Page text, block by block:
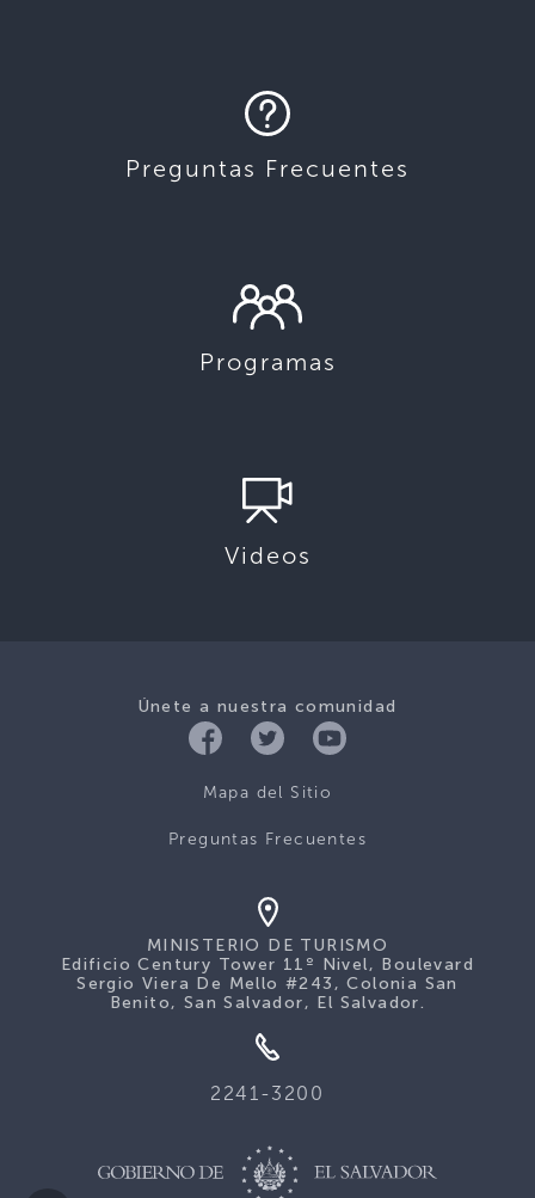
Preguntas Frecuentes
Programas
Videos
Únete a nuestra comunidad
Mapa del Sitio
Preguntas Frecuentes
MINISTERIO DE TURISMO
Edificio Century Tower 11º Nivel, Boulevard
Sergio Viera De Mello #243, Colonia San
Benito, San Salvador, El Salvador.
2241-3200